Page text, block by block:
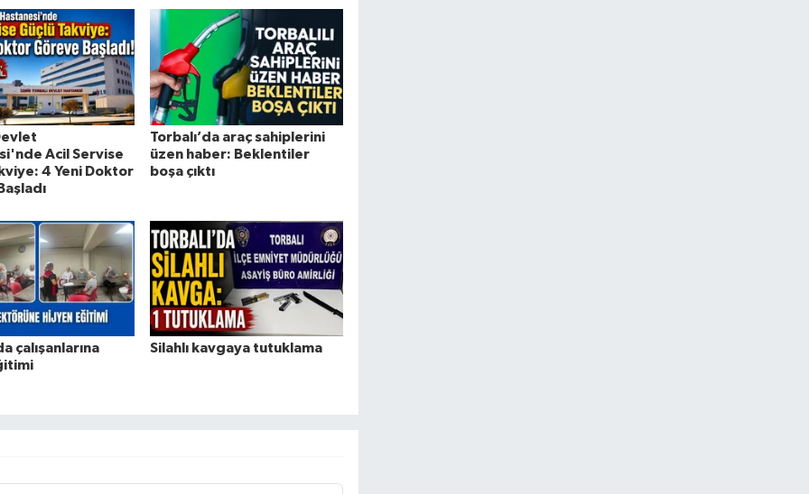
Acil Servise
4 Yeni Doktor
Torbalı’da araç sahiplerini
üzen haber: Beklentiler
boşa çıktı
çalışanlarına
Silahlı kavgaya tutuklama